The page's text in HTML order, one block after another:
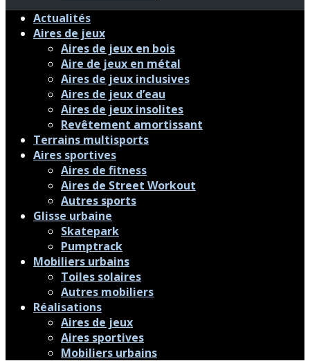
Actualités
Aires de jeux
Aires de jeux en bois
Aire de jeux en métal
Aires de jeux inclusives
Aires de jeux d’eau
Aires de jeux insolites
Revêtement amortissant
Terrains multisports
Aires sportives
Aires de fitness
Aires de Street Workout
Autres sports
Glisse urbaine
Skatepark
Pumptrack
Mobiliers urbains
Toiles solaires
Autres mobiliers
Réalisations
Aires de jeux
Aires sportives
Mobiliers urbains